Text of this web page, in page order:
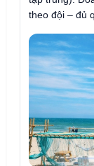
theo đội – đủ